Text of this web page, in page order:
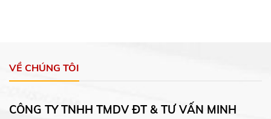
VỀ CHÚNG TÔI
CÔNG TY TNHH TMDV ĐT & TƯ VẤN MINH